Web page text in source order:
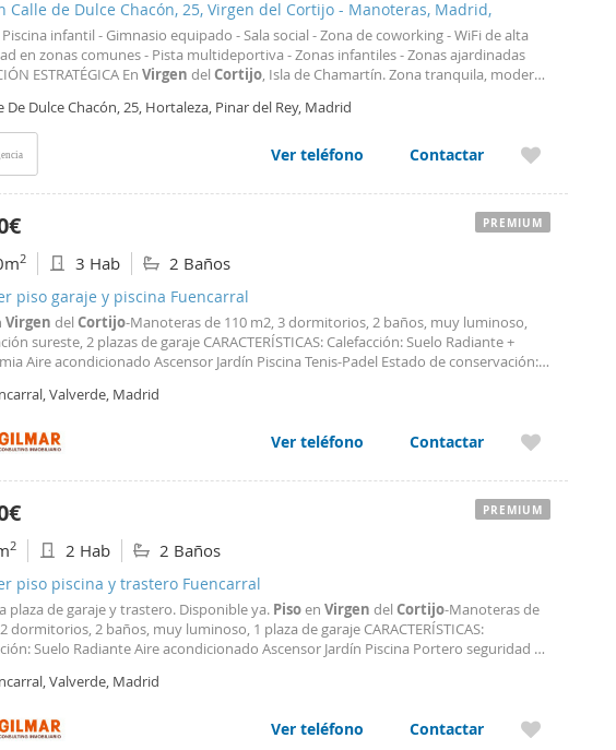
Calle de Dulce Chacón, 25, Virgen del Cortijo - Manoteras, Madrid,
infantil - Gimnasio equipado - Sala social - Zona de coworking - WiFi de alta
en zonas comunes - Pista multideportiva - Zonas infantiles - Zonas ajardinadas
ESTRATÉGICA En Virgen del Cortijo, Isla de Chamartín. Zona tranquila, moderna
y a 10 minutos del centro de Madrid
De Dulce Chacón, 25, Hortaleza, Pinar del Rey, Madrid
Ver teléfono Contactar
2 3 Hab 2 Baños
piso garaje y piscina Fuencarral
Virgen del Cortijo-Manoteras de 110 m2, 3 dormitorios, 2 baños, muy luminoso,
sureste, 2 plazas de garaje CARACTERÍSTICAS: Calefacción: Suelo Radiante +
Aire acondicionado Ascensor Jardín Piscina Tenis-Padel Estado de conservación:
Valverde, Madrid
Ver teléfono Contactar
PREMIUM
2 2 Hab 2 Baños
piso piscina y trastero Fuencarral
plaza de garaje y trastero. Disponible ya. Pisoen Virgen del Cortijo-Manoteras de
dormitorios, 2 baños, muy luminoso, 1 plaza de garaje CARACTERÍSTICAS:
Suelo Radiante Aire acondicionado Ascensor Jardín Piscina Portero seguridad 24
Valverde, Madrid
Ver teléfono Contactar
PREMIUM